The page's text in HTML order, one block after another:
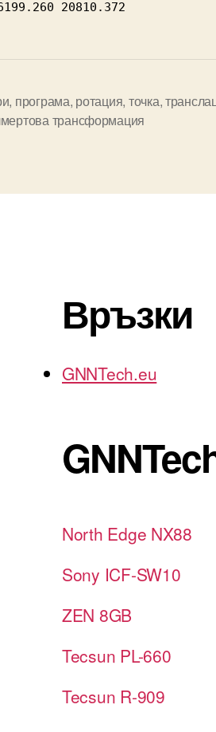
20810.372
, програма, ротация, точка,
трансформация
Връзки
GNNTech.eu
North Edge NX88
Sony ICF-SW10
ZEN 8GB
Tecsun PL-660
Tecsun R-909